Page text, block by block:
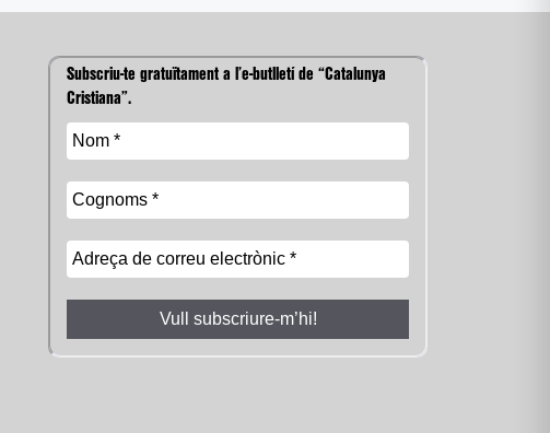
Subscriu-te gratuïtament a l’e-butlletí de “Catalunya
Cristiana”.